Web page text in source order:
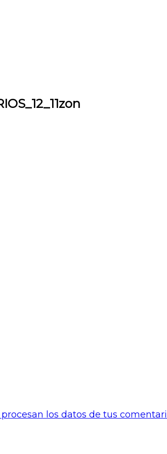
los datos de tus